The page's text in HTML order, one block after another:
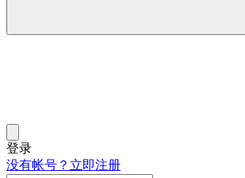
登录
没有帐号？立即注册